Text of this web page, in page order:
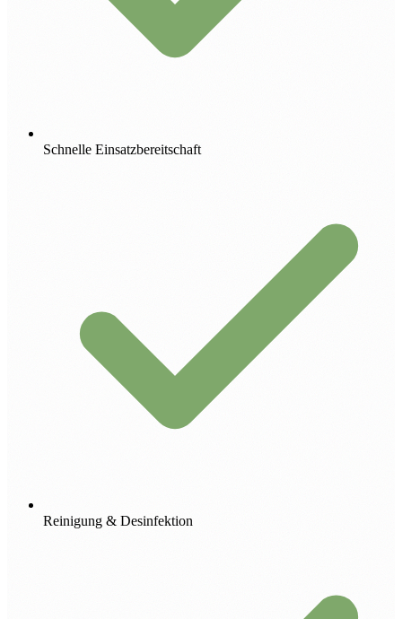
Schnelle Einsatzbereitschaft
Reinigung & Desinfektion